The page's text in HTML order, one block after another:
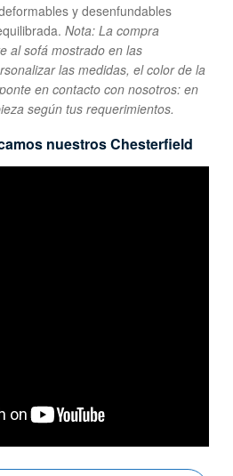
y desenfundables
Nota: La compra
al sofá mostrado en las
las medidas, el color de la
en contacto con nosotros: en
según tus requerimientos.
nuestros Chesterfield